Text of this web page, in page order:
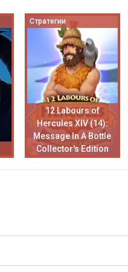
Стратегии
12 Labours of
Hercules XIV (14):
Message In A Bottle
Collector's Edition